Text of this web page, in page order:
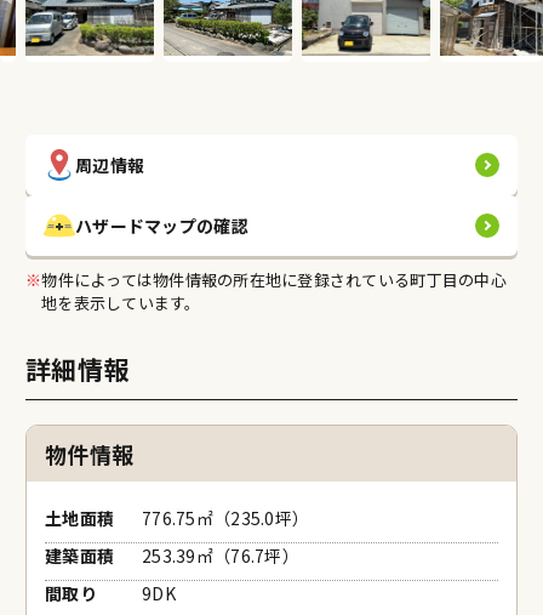
地図で検索
契約までの流れ
空き家希望者バンク
売りたい(貸したい)
契約までの流れ
相談窓口の紹介
空き家希望者バンク
ふくい空き家情報バンク登録の流れ
市町空き家バンク
古民家ナビ
マッチング
周辺情報
ハザードマップの確認
※物件によっては物件情報の所在地に登録されている町丁目の中心
地を表示しています。
詳細情報
物件情報
土地面積
776.75㎡（235.0坪）
建築面積
253.39㎡（76.7坪）
間取り
9DK